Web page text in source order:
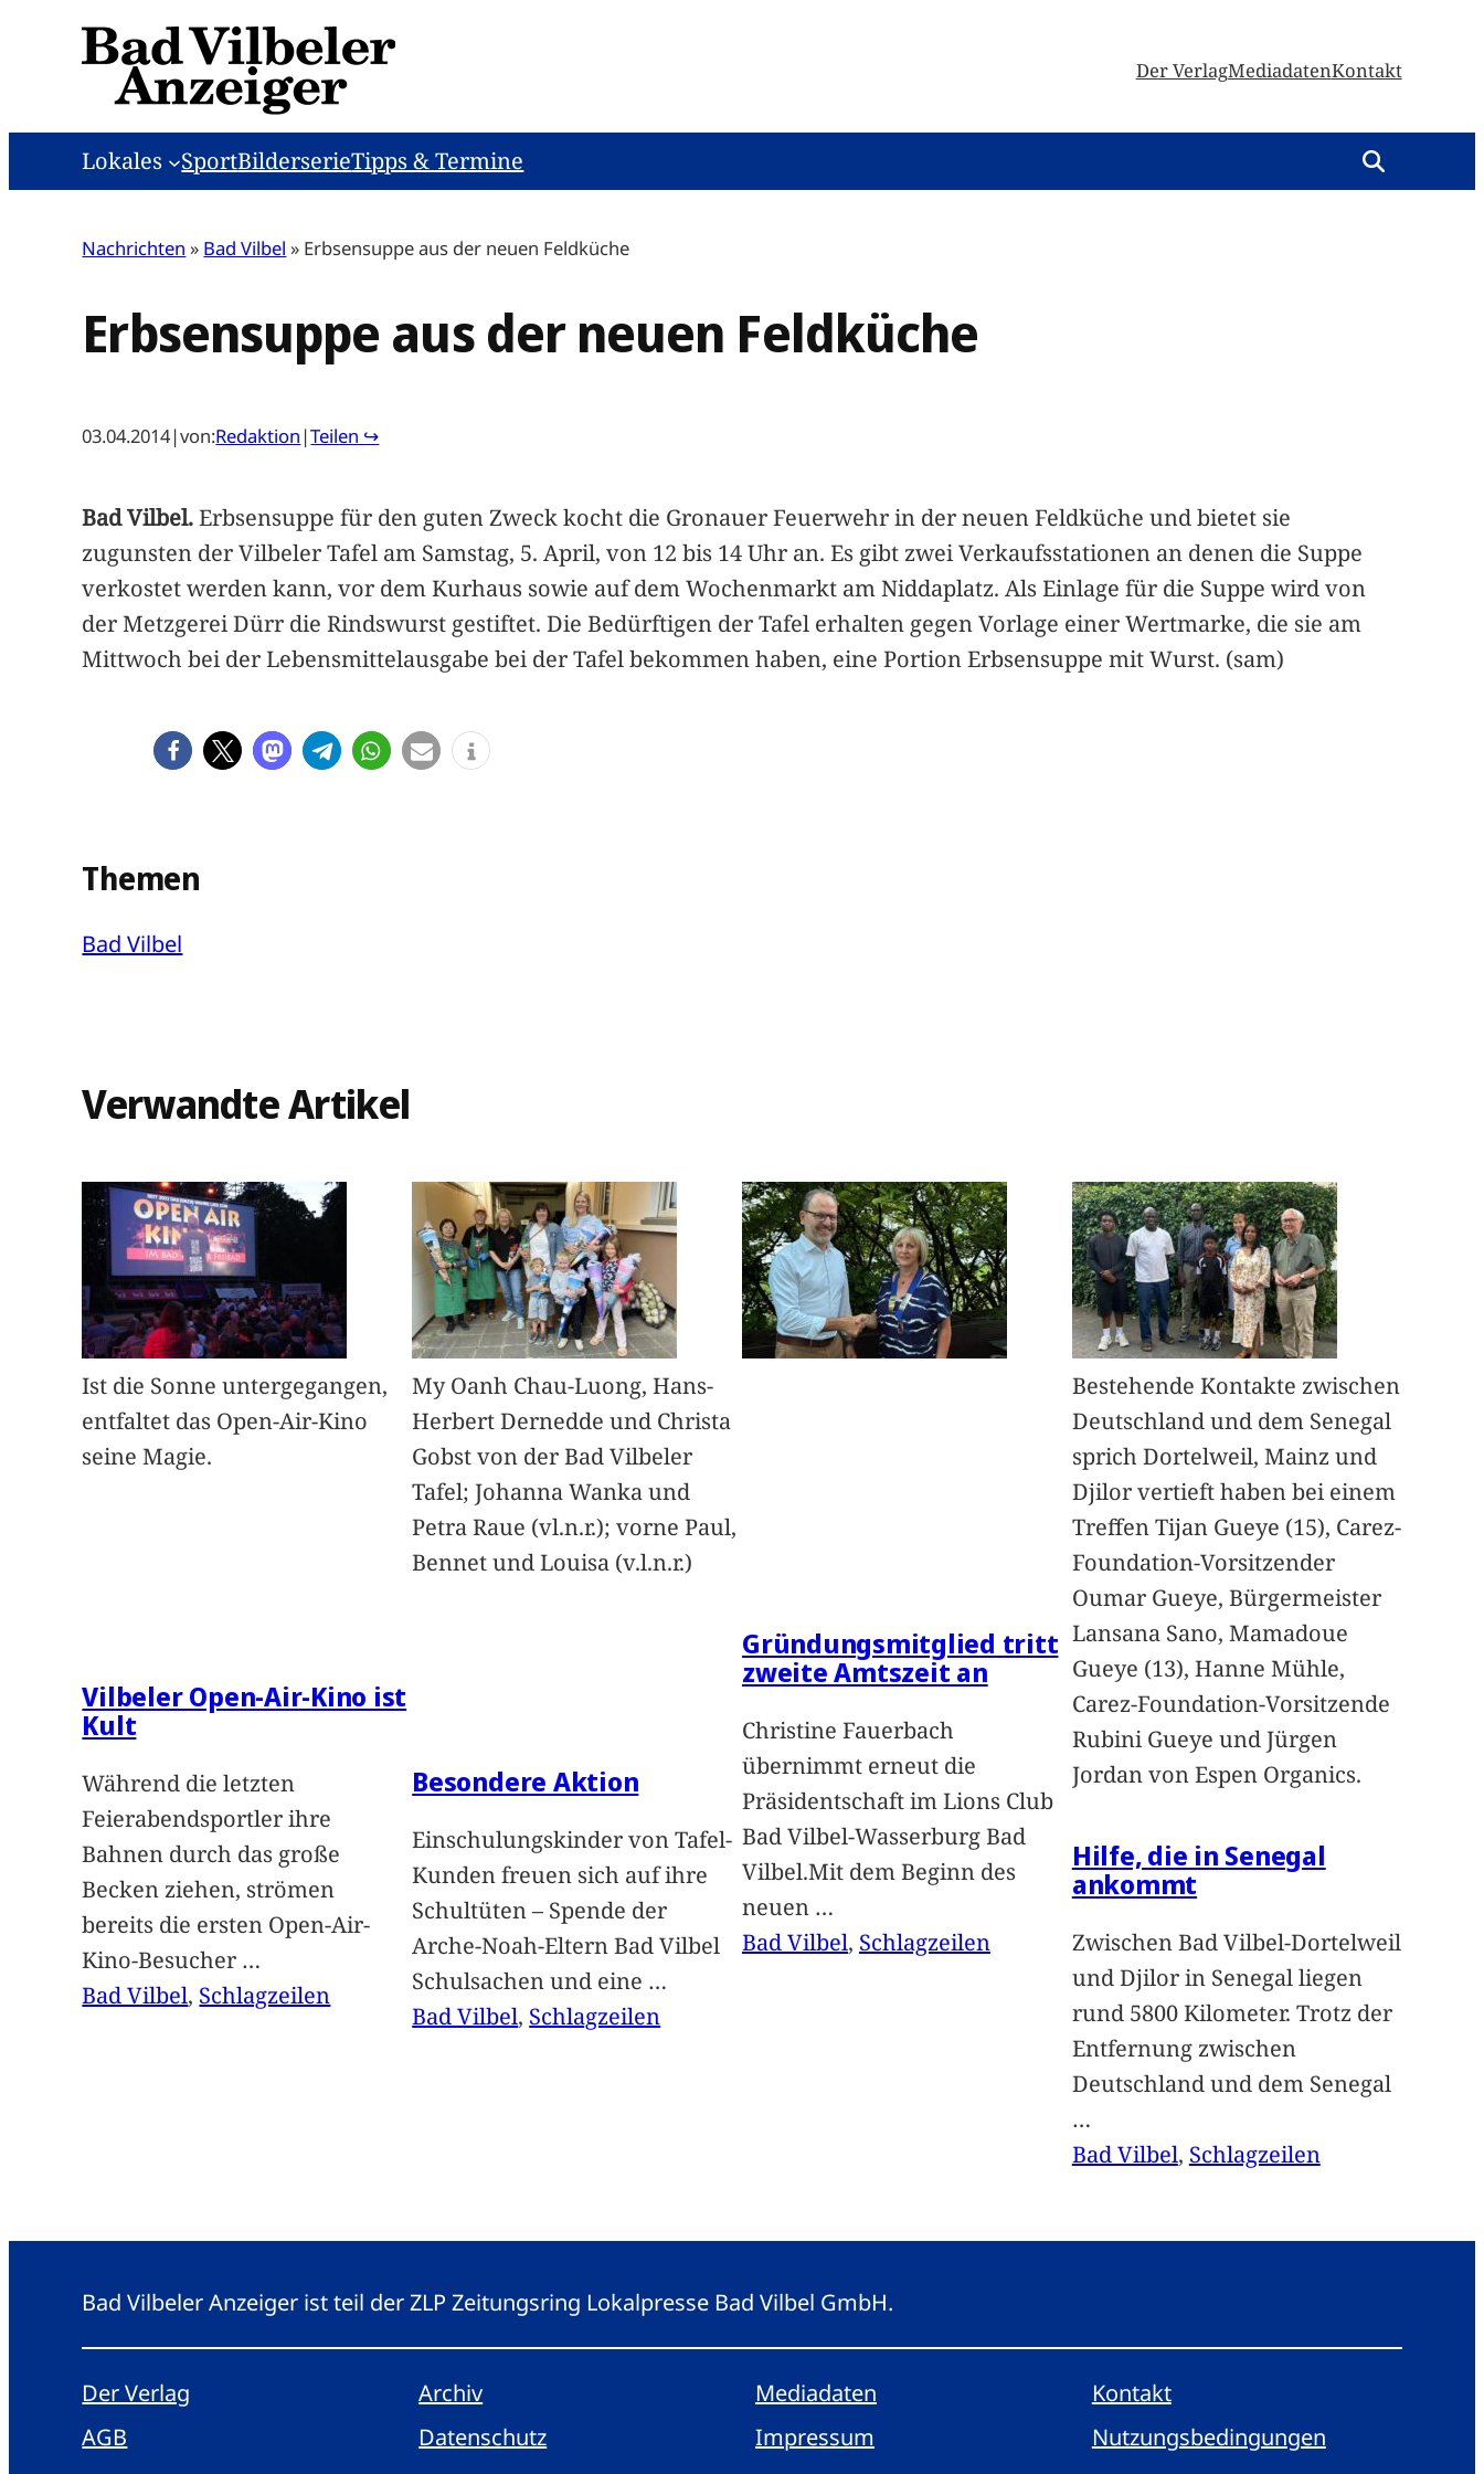
Der VerlagMediadatenKontakt
Lokales SportBilderserieTipps & Termine
Nachrichten » Bad Vilbel » Erbsensuppe aus der neuen Feldküche
Erbsensuppe aus der neuen Feldküche
03.04.2014|von:Redaktion |Teilen ↪
Bad Vilbel.Erbsensuppe für den guten Zweck kocht die Gronauer Feuerwehr in der neuen Feldküche und bietet sie
zugunsten der Vilbeler Tafel am Samstag, 5. April, von 12 bis 14 Uhr an. Es gibt zwei Verkaufsstationen an denen die Suppe
verkostet werden kann, vor dem Kurhaus sowie auf dem Wochenmarkt am Niddaplatz. Als Einlage für die Suppe wird von
der Metzgerei Dürr die Rindswurst gestiftet. Die Bedürftigen der Tafel erhalten gegen Vorlage einer Wertmarke, die sie am
Mittwoch bei der Lebensmittelausgabe bei der Tafel bekommen haben, eine Portion Erbsensuppe mit Wurst. (sam)
Themen
Bad Vilbel
Verwandte Artikel
Ist die Sonne untergegangen,
entfaltet das Open-Air-Kino
seine Magie.
Vilbeler Open-Air-Kino ist
Kult
Während die letzten
Feierabendsportler ihre
Bahnen durch das große
Becken ziehen, strömen
bereits die ersten Open-Air-
Kino-Besucher …
Bad Vilbel, Schlagzeilen
My Oanh Chau-Luong, Hans-
Herbert Dernedde und Christa
Gobst von der Bad Vilbeler
Tafel; Johanna Wanka und
Petra Raue (vl.n.r.); vorne Paul,
Bennet und Louisa (v.l.n.r.)
Besondere Aktion
Einschulungskinder von Tafel-
Kunden freuen sich auf ihre
Schultüten – Spende der
Arche-Noah-Eltern Bad Vilbel
Schulsachen und eine …
Bad Vilbel, Schlagzeilen
Gründungsmitglied tritt
zweite Amtszeit an
Christine Fauerbach
übernimmt erneut die
Präsidentschaft im Lions Club
Bad Vilbel-Wasserburg Bad
Vilbel.Mit dem Beginn des
neuen …
Bad Vilbel, Schlagzeilen
Bestehende Kontakte zwischen
Deutschland und dem Senegal
sprich Dortelweil, Mainz und
Djilor vertieft haben bei einem
Treffen Tijan Gueye (15), Carez-
Foundation-Vorsitzender
Oumar Gueye, Bürgermeister
Lansana Sano, Mamadoue
Gueye (13), Hanne Mühle,
Carez-Foundation-Vorsitzende
Rubini Gueye und Jürgen
Jordan von Espen Organics.
Hilfe, die in Senegal
ankommt
Zwischen Bad Vilbel-Dortelweil
und Djilor in Senegal liegen
rund 5800 Kilometer. Trotz der
Entfernung zwischen
Deutschland und dem Senegal
…
Bad Vilbel, Schlagzeilen
Bad Vilbeler Anzeiger ist teil der ZLP Zeitungsring Lokalpresse Bad Vilbel GmbH.
Der Verlag Archiv Mediadaten
Kontakt
AGB
Datenschutz Impressum Nutzungsbedingungen